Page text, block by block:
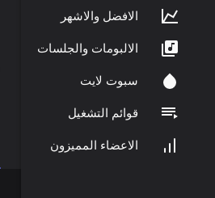
الافضل والاشهر
الالبومات والجلسات
سبوت لايت
قوائم التشغيل
الاعضاء المميزون